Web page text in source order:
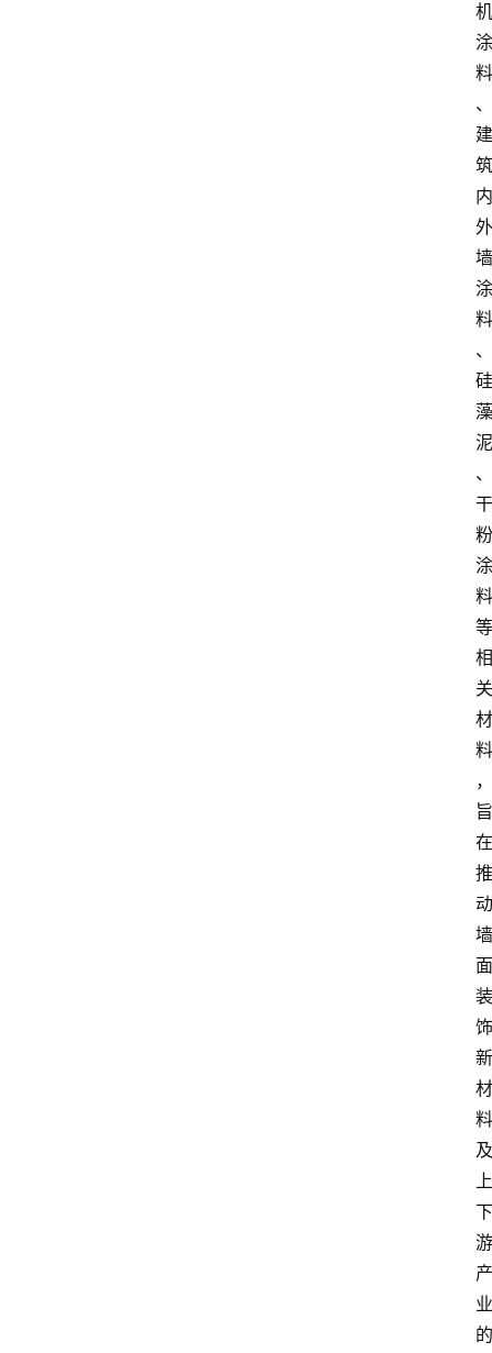
机
涂
料
、
建
筑
内
外
墙
涂
料
、
硅
藻
泥
、
干
粉
涂
料
等
相
关
材
料
，
旨
在
推
动
墙
面
装
饰
新
材
料
及
上
下
游
产
业
的